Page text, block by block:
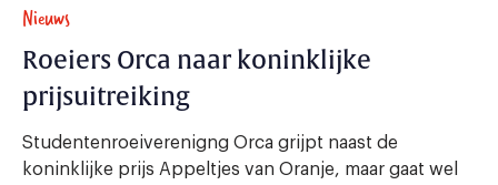
Nieuws
Roeiers Orca naar koninklijke
prijsuitreiking
Studentenroeiverenigng Orca grijpt naast de
koninklijke prijs Appeltjes van Oranje, maar gaat wel